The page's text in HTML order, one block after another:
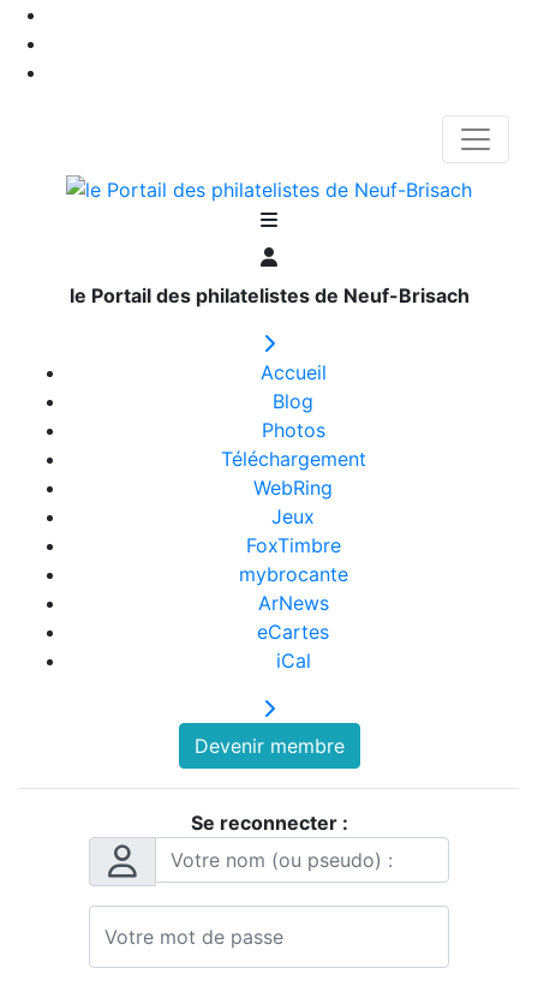
le Portail des philatelistes de Neuf-Brisach
Accueil
Blog
Photos
Téléchargement
WebRing
Jeux
FoxTimbre
mybrocante
ArNews
eCartes
iCal
Devenir membre
Se reconnecter :